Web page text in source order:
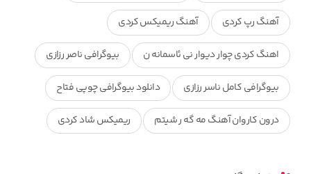
آهنگ رپ کردی آهنگ ریمیکس کردی
اهنگ کردی چوار دیوار نی ئاسمانه ن بیوگرافی ناصر رزازی
بیوگرافی کامل ناسر رزازی دانلود بیوگرافی چوپی فتاح
درون کاروان آهنگ مه گه ر شیتم ریمیکس شاد کردی